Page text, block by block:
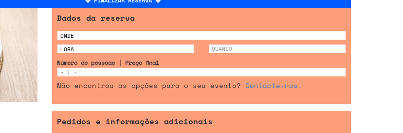
Dados da reserva
Número de pessoas | Preço final
Não encontrou as opções para o seu evento? Contacte-nos.
Pedidos e informações adicionais